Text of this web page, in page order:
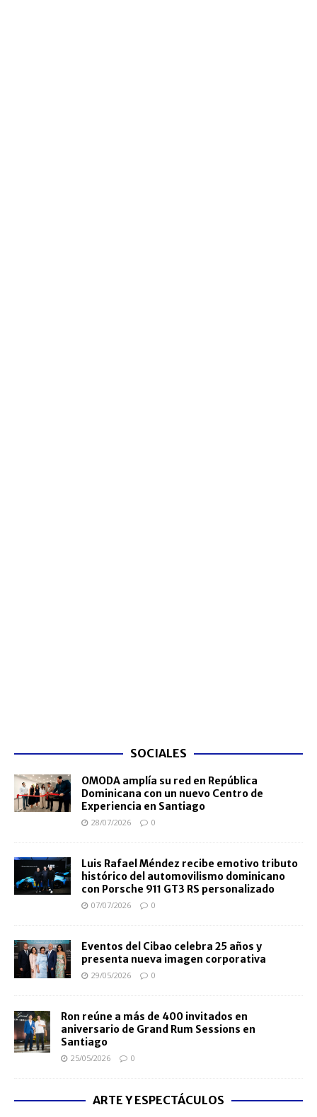
SOCIALES
OMODA amplía su red en República
Dominicana con un nuevo Centro de
Experiencia en Santiago
28/07/2026 0
Luis Rafael Méndez recibe emotivo tributo
histórico del automovilismo dominicano
con Porsche 911 GT3 RS personalizado
07/07/2026 0
Eventos del Cibao celebra 25 años y
presenta nueva imagen corporativa
29/05/2026 0
Ron reúne a más de 400 invitados en
aniversario de Grand Rum Sessions en
Santiago
25/05/2026 0
ARTE Y ESPECTÁCULOS